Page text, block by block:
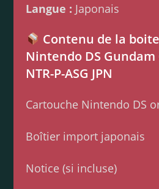
Langue : Japonais
Contenu de la
Nintendo DS
NTR-P-ASG JPN
Cartouche Nintendo DS
Boîtier import japonais
Notice (si incluse)